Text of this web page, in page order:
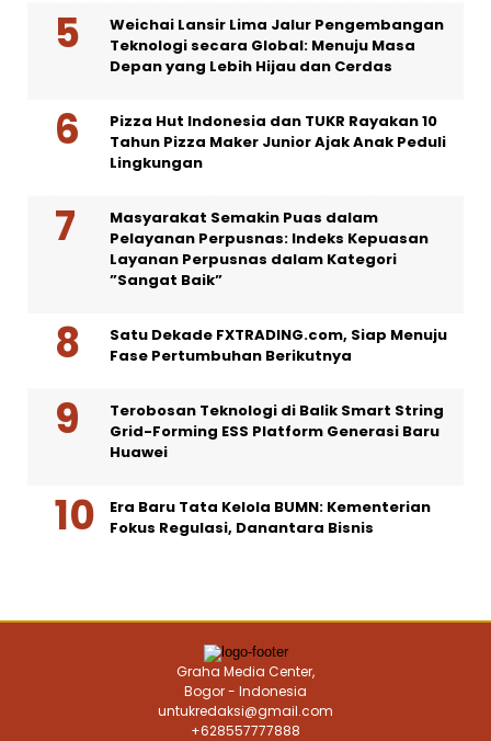
Weichai Lansir Lima Jalur Pengembangan
Teknologi secara Global: Menuju Masa
Depan yang Lebih Hijau dan Cerdas
Pizza Hut Indonesia dan TUKR Rayakan 10
Tahun Pizza Maker Junior Ajak Anak Peduli
Lingkungan
Masyarakat Semakin Puas dalam
Pelayanan Perpusnas: Indeks Kepuasan
Layanan Perpusnas dalam Kategori
”Sangat Baik”
Satu Dekade FXTRADING.com, Siap Menuju
Fase Pertumbuhan Berikutnya
Terobosan Teknologi di Balik Smart String
Grid-Forming ESS Platform Generasi Baru
Huawei
Era Baru Tata Kelola BUMN: Kementerian
Fokus Regulasi, Danantara Bisnis
Graha Media Center,
Bogor - Indonesia
untukredaksi@gmail.com
+628557777888